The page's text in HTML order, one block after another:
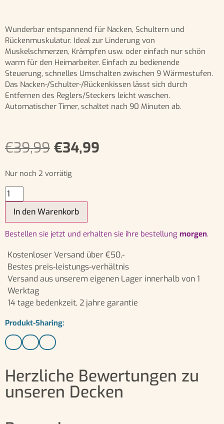
Wunderbar entspannend für Nacken, Schultern und
Rückenmuskulatur. Ideal zur Linderung von
Muskelschmerzen, Krämpfen usw. oder einfach nur schön
warm für den Heimarbeiter. Einfach zu bedienende
Steuerung, schnelles Umschalten zwischen 9 Wärmestufen.
Das Nacken-/Schulter-/Rückenkissen lässt sich durch
Entfernen des Reglers/Steckers leicht waschen.
Automatischer Timer, schaltet nach 90 Minuten ab.
€39,99 €34,99
Nur noch 2 vorrätig
In den Warenkorb
bestellen sie jetzt und erhalten sie ihre bestellung morgen.
Kostenloser Versand über €50,-
Bestes preis-leistungs-verhältnis
Versand aus unserem eigenen Lager innerhalb von 1
Werktag
14 tage bedenkzeit, 2 jahre garantie
Produkt-Sharing:
Herzliche Bewertungen zu
unseren Decken